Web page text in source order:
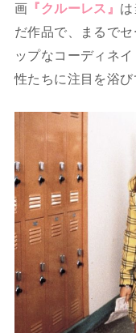
画 『クルーレス』
だ作品で、まるで
ップなコーディネ
性たちに注目を浴び